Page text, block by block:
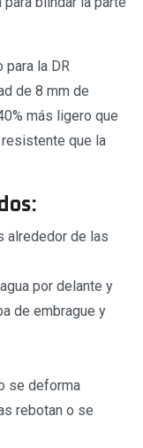
la DR
de 8 mm de
más ligero que
resistente que la
alrededor de las
por delante y
de embrague y
se deforma
rebotan o se